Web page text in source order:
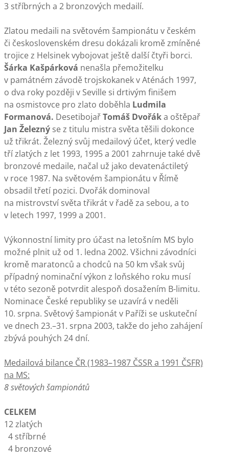
3 stříbrných a 2 bronzových medailí.
Zlatou medaili na světovém šampionátu v českém
či československém dresu dokázali kromě zmíněné
trojice z Helsinek vybojovat ještě další čtyři borci.
Šárka Kašpárková nenašla přemožitelku
v památném závodě trojskokanek v Aténách 1997,
o dva roky později v Seville si drtivým finišem
na osmistovce pro zlato doběhla Ludmila
Formanová. DesetibojařTomáš Dvořáka oštěpař
Jan Železný se z titulu mistra světa těšili dokonce
už třikrát. Železný svůj medailový účet, který vedle
tří zlatých z let 1993, 1995 a 2001 zahrnuje také dvě
bronzové medaile, načal už jako devatenáctiletý
v roce 1987. Na světovém šampionátu v Římě
obsadil třetí pozici. Dvořák dominoval
na mistrovství světa třikrát v řadě za sebou, a to
v letech 1997, 1999 a 2001.
Výkonnostní limity pro účast na letošním MS bylo
možné plnit už od 1. ledna 2002. Všichni závodníci
kromě maratonců a chodců na 50 km však svůj
případný nominační výkon z loňského roku musí
v této sezoně potvrdit alespoň dosažením B-limitu.
Nominace České republiky se uzavírá v neděli
10. srpna. Světový šampionát v Paříži se uskuteční
ve dnech 23.–31. srpna 2003, takže do jeho zahájení
zbývá pouhých 24 dní.
Medailová bilance ČR (1983–1987 ČSSR a 1991 ČSFR)
na MS:
8 světových šampionátů
CELKEM
12 zlatých
4 stříbrné
4 bronzové